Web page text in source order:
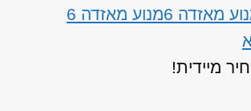
מאזדה 6
מנוע מאזדה 6
מיידית!